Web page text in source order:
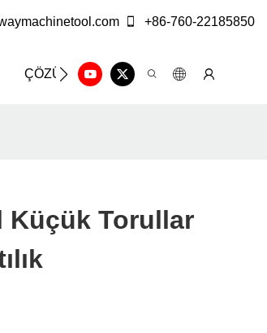
+86-760-22185850
ÇÖZÜM BILGI MERKEZI
Küçük Torullar